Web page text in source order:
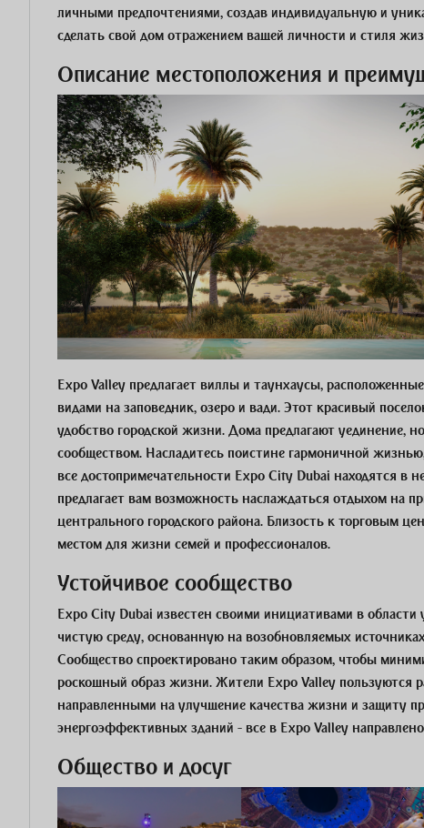
личными предпочтениями, создав индивидуальную и
сделать свой дом отражением вашей личности и стиля
Описание местоположения и
Expo Valley предлагает виллы и таунхаусы,
видами на заповедник, озеро и вади. Этот красивый
удобство городской жизни. Дома предлагают уединение,
сообществом. Насладитесь поистине гармоничной
все достопримечательности Expo City Dubai находятся в
предлагает вам возможность наслаждаться отдыхом на
центрального городского района. Близость к торговым
местом для жизни семей и профессионалов.
Устойчивое сообщество
Expo City Dubai известен своими инициативами в области
чистую среду, основанную на возобновляемых
Сообщество спроектировано таким образом, чтобы
роскошный образ жизни. Жители Expo Valley пользуются
направленными на улучшение качества жизни и защиту
энергоэффективных зданий - все в Expo Valley
Общество и досуг